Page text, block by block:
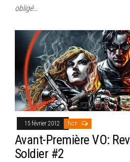
obligé…
15 février 2012 Non
Avant-Première VO:
Soldier #2